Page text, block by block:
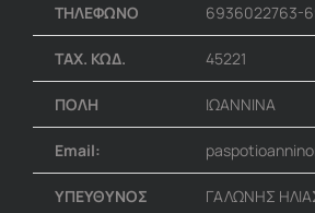
ΤΗΛΕΦΩΝΟ 6936022763-
ΤΑΧ. ΚΩΔ. 45221
ΠΟΛΗ ΙΩΑΝΝΙΝΑ
Email:
ΥΠΕΥΘΥΝΟΣ ΓΑΛΩΝΗΣ